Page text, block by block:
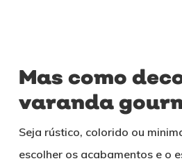
Mas como
varanda
Seja rústico, colorido ou
escolher os acabamentos e o